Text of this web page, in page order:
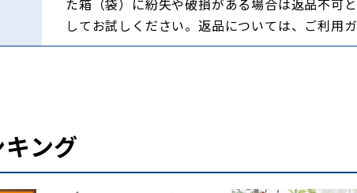
た箱（袋）に紛失や破損がある場合は返品不可
してお試しください。返品については、ご利用
ング